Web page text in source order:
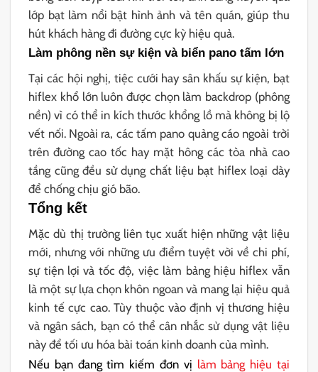
lớp bạt làm nổi bật hình ảnh và tên quán, giúp thu
hút khách hàng đi đường cực kỳ hiệu quả.
Làm phông nền sự kiện và biển pano tấm lớn
Tại các hội nghị, tiệc cưới hay sân khấu sự kiện, bạt
hiflex khổ lớn luôn được chọn làm backdrop (phông
nền) vì có thể in kích thước khổng lồ mà không bị lộ
vết nối. Ngoài ra, các tấm pano quảng cáo ngoài trời
trên đường cao tốc hay mặt hông các tòa nhà cao
tầng cũng đều sử dụng chất liệu bạt hiflex loại dày
để chống chịu gió bão.
Tổng kết
Mặc dù thị trường liên tục xuất hiện những vật liệu
mới, nhưng với những ưu điểm tuyệt vời về chi phí,
sự tiện lợi và tốc độ, việc làm bảng hiệu hiflex vẫn
là một sự lựa chọn khôn ngoan và mang lại hiệu quả
kinh tế cực cao. Tùy thuộc vào định vị thương hiệu
và ngân sách, bạn có thể cân nhắc sử dụng vật liệu
này để tối ưu hóa bài toán kinh doanh của mình.
Nếu bạn đang tìm kiếm đơn vị làm bảng hiệu tại